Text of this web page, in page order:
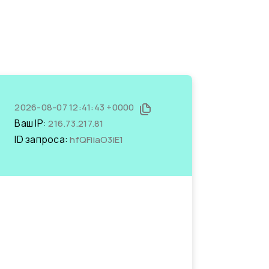
2026-08-07 12:41:43 +0000
Ваш IP:216.73.217.81
ID запроса:hfQFiiaO3iE1